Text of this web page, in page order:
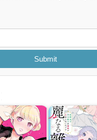
Submit